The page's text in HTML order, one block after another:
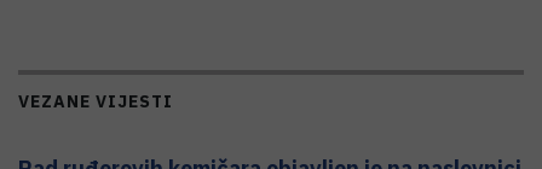
VEZANE VIJESTI